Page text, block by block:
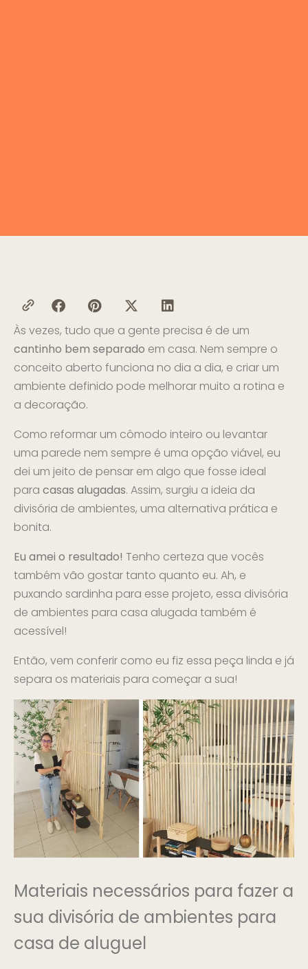
Às vezes, tudo que a gente precisa é de um
cantinho bem separado em casa. Nem sempre o
conceito aberto funciona no dia a dia, e criar um
ambiente definido pode melhorar muito a rotina e
a decoração.
Como reformar um cômodo inteiro ou levantar
uma parede nem sempre é uma opção viável, eu
dei um jeito de pensar em algo que fosse ideal
para casas alugadas. Assim, surgiu a ideia da
divisória de ambientes, uma alternativa prática e
bonita.
Eu amei o resultado! Tenho certeza que vocês
também vão gostar tanto quanto eu. Ah, e
puxando sardinha para esse projeto, essa divisória
de ambientes para casa alugada também é
acessível!
Então, vem conferir como eu fiz essa peça linda e já
separa os materiais para começar a sua!
Materiais necessários para fazer a
sua divisória de ambientes para
casa de aluguel